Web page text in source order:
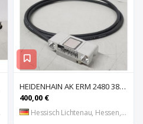
HEIDENHAIN AK ERM 2480 3850 01 -03 R Abtastkopf für inkrementales Einbau-Messgerät mit
400,00 €
Hessisch Lichtenau, Hessen, DE